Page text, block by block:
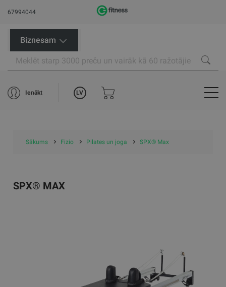
67994044
Biznesam
Ienākt LV
Sākums Fizio Pilates un joga SPX® Max
SPX® MAX